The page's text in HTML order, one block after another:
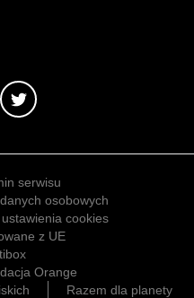
serwisu
osobowych
cookies
z UE
Orange
Razem dla planety